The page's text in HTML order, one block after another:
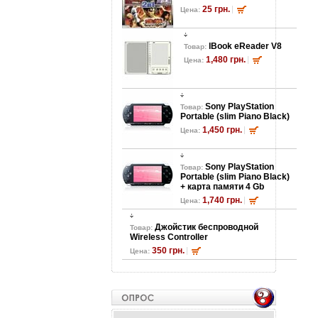
Цена: 25 грн.
Товар: lBook eReader V8
Цена: 1,480 грн.
Товар: Sony PlayStation
Portable (slim Piano Black)
Цена: 1,450 грн.
Товар: Sony PlayStation
Portable (slim Piano Black)
+ карта памяти 4 Gb
Цена: 1,740 грн.
Товар: Джойстик беспроводной
Wireless Controller
Цена: 350 грн.